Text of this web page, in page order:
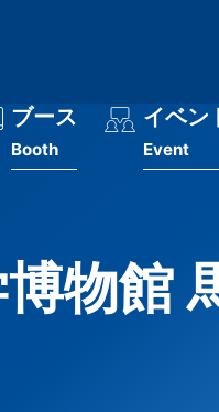
ブース
Booth
イベン
Event
物館